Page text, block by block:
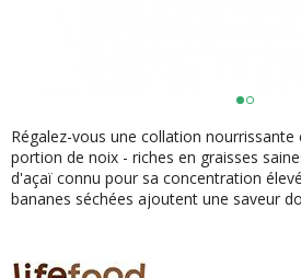
Régalez-vous une collation
portion de noix - riches en graisses
d'açaï connu pour sa concentration
bananes séchées ajoutent une saveur